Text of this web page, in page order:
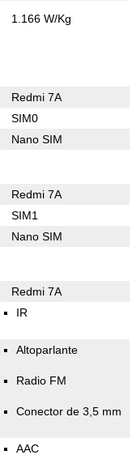
1.166 W/Kg
Redmi 7A
SIM0
Nano SIM
Redmi 7A
SIM1
Nano SIM
Redmi 7A
IR
Altoparlante
Radio FM
Conector de 3,5 mm
AAC